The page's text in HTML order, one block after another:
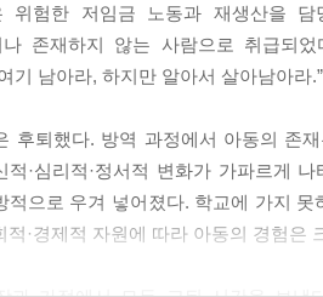
위험한 저임금 노동과 재생산을
나 존재하지 않는 사람으로 취급되
기 남아라, 하지만 알아서 살아남아라.”
후퇴했다. 방역 과정에서 아동의 존
적·심리적·정서적 변화가 가파르게
적으로 우겨 넣어졌다. 학교에 가지
적·경제적 자원에 따라 아동의 경험은